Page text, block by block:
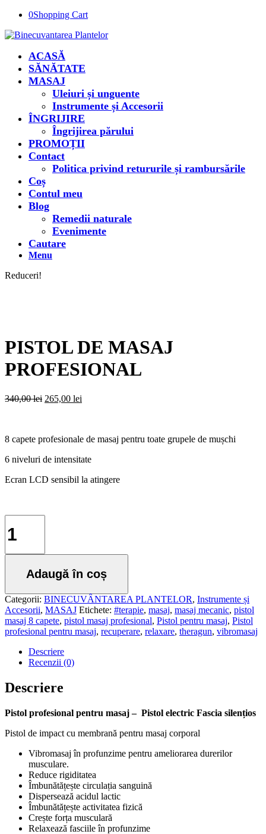
0Shopping Cart
ACASĂ
SĂNĂTATE
MASAJ
Uleiuri și unguente
Instrumente și Accesorii
ÎNGRIJIRE
Îngrijirea părului
PROMOȚII
Contact
Politica privind retururile și rambursările
Coș
Contul meu
Blog
Remedii naturale
Evenimente
Cautare
Menu
Reduceri!
PISTOL DE MASAJ
PROFESIONAL
340,00lei Prețul
340,00 lei.
265,00 lei
8 capete profesionale de masaj pentru toate grupele de mușchi
6 niveluri de intensitate
Ecran LCD sensibil la atingere
PISTOL
DE
MASAJ
Adaugă în coș
Categorii: BINECUVÂNTAREA PLANTELOR, Instrumente și
Accesorii, MASAJ Etichete: #terapie, masaj, masaj mecanic, pistol
masaj 8 capete, pistol masaj profesional, Pistol pentru masaj, Pistol
profesional pentru masaj, recuperare, relaxare, theragun, vibromasaj
Descriere
Recenzii (0)
Descriere
Pistol profesional pentru masaj – Pistol electric Fascia silențios
Pistol de impact cu membrană pentru masaj corporal
Vibromasaj în profunzime pentru ameliorarea durerilor
musculare.
Reduce rigiditatea
Îmbunătățește circulația sanguină
Dispersează acidul lactic
Îmbunătățește activitatea fizică
Crește forța musculară
Relaxează fasciile în profunzime